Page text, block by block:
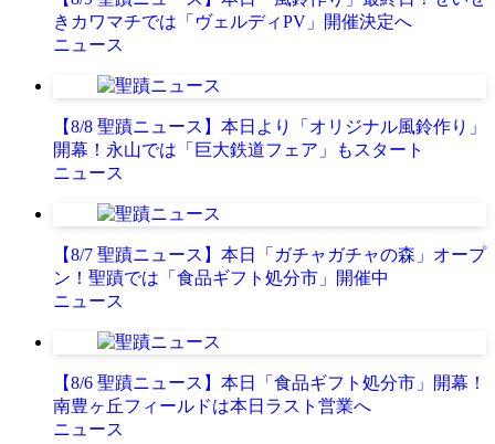
きカワマチでは「ヴェルディPV」開催決定へ
ニュース
【8/8 聖蹟ニュース】本日より「オリジナル風鈴作り」
開幕！永山では「巨大鉄道フェア」もスタート
ニュース
【8/7 聖蹟ニュース】本日「ガチャガチャの森」オープ
ン！聖蹟では「食品ギフト処分市」開催中
ニュース
【8/6 聖蹟ニュース】本日「食品ギフト処分市」開幕！
南豊ヶ丘フィールドは本日ラスト営業へ
ニュース